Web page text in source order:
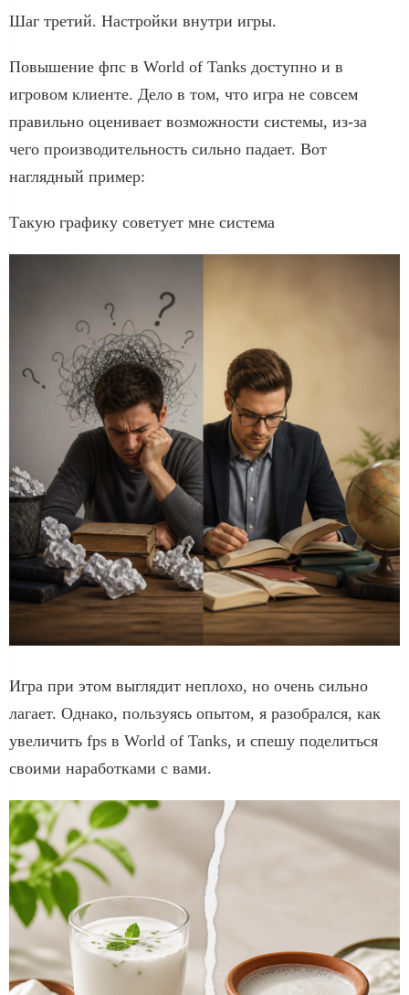
Шаг третий. Настройки внутри игры.
Повышение фпс в World of Tanks доступно и в
игровом клиенте. Дело в том, что игра не совсем
правильно оценивает возможности системы, из-за
чего производительность сильно падает. Вот
наглядный пример:
Такую графику советует мне система
Игра при этом выглядит неплохо, но очень сильно
лагает. Однако, пользуясь опытом, я разобрался, как
увеличить fps в World of Tanks, и спешу поделиться
своими наработками с вами.